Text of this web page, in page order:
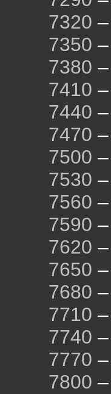
7320 –
7350 –
7380 –
7410 –
7440 –
7470 –
7500 –
7530 –
7560 –
7590 –
7620 –
7650 –
7680 –
7710 –
7740 –
7770 –
7800 –